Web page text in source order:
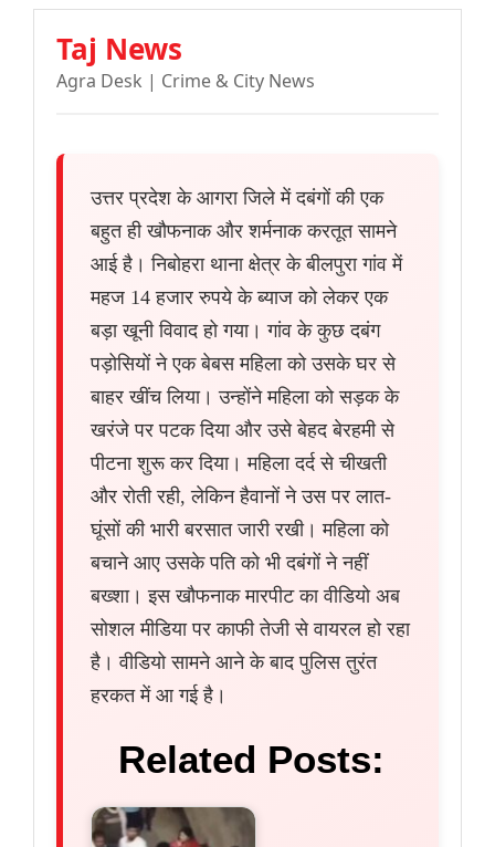
Taj News
Agra Desk | Crime & City News
उत्तर प्रदेश के आगरा जिले में दबंगों की एक
बहुत ही खौफनाक और शर्मनाक करतूत सामने
आई है। निबोहरा थाना क्षेत्र के बीलपुरा गांव में
महज 14 हजार रुपये के ब्याज को लेकर एक
बड़ा खूनी विवाद हो गया। गांव के कुछ दबंग
पड़ोसियों ने एक बेबस महिला को उसके घर से
बाहर खींच लिया। उन्होंने महिला को सड़क के
खरंजे पर पटक दिया और उसे बेहद बेरहमी से
पीटना शुरू कर दिया। महिला दर्द से चीखती
और रोती रही, लेकिन हैवानों ने उस पर लात-
घूंसों की भारी बरसात जारी रखी। महिला को
बचाने आए उसके पति को भी दबंगों ने नहीं
बख्शा। इस खौफनाक मारपीट का वीडियो अब
सोशल मीडिया पर काफी तेजी से वायरल हो रहा
है। वीडियो सामने आने के बाद पुलिस तुरंत
हरकत में आ गई है।
Related Posts: